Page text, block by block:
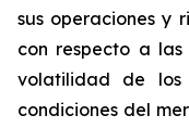
sus operaciones y
con respecto a
volatilidad de
condiciones del